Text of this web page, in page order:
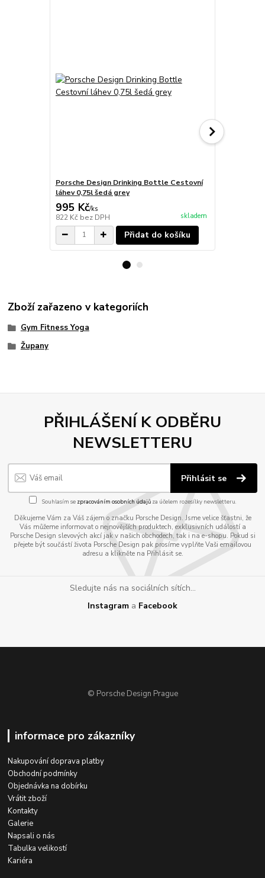
Porsche Design Drinking Bottle Cestovní
láhev 0,75l šedá grey
995 Kč/ks
822 Kč bez DPH skladem
Přidat do košíku
Zboží zařazeno v kategoriích
Gym Fitness Yoga
Župany
PŘIHLÁŠENÍ K ODBĚRU
NEWSLETTERU
Přihlásit se
Souhlasím se zpracováním osobních údajůza účelem rozesílky newsletteru.
Děkujeme Vám za Váš zájem o značku Porsche Design. Jsme velice šťastni, že
Vás můžeme informovat o nejnovějších produktech, exklusivních událostí a
Porsche Design slevových akcí jak v našich obchodech, tak i na e-shopu. Pokud si
přejete být součástí života Porsche Design pak prosíme vyplňte Vaši emailovou
adresu a klikněte na Přihlásit se.
Sledujte nás na sociálních sítích...
Instagram a Facebook
© Porsche Design Prague
informace pro zákazníky
Nakupování doprava platby
Obchodní podmínky
Objednávka na dobírku
Vrátit zboží
Kontakty
Galerie
Napsali o nás
Tabulka velikostí
Kariéra